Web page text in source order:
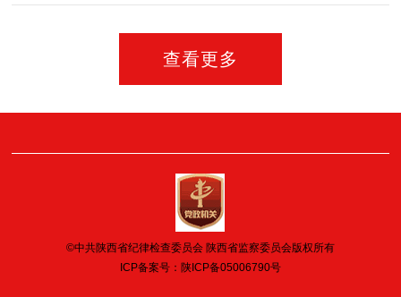
查看更多
©中共陕西省纪律检查委员会 陕西省监察委员会版权所有
ICP备案号： 陕ICP备05006790号